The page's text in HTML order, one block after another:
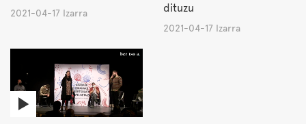
2021-04-17 Izarra
dituzu
2021-04-17 Izarra